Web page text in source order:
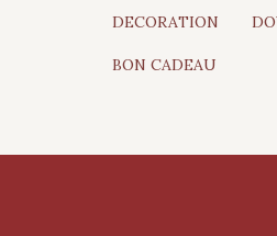
DECORATION
BON CADEAU